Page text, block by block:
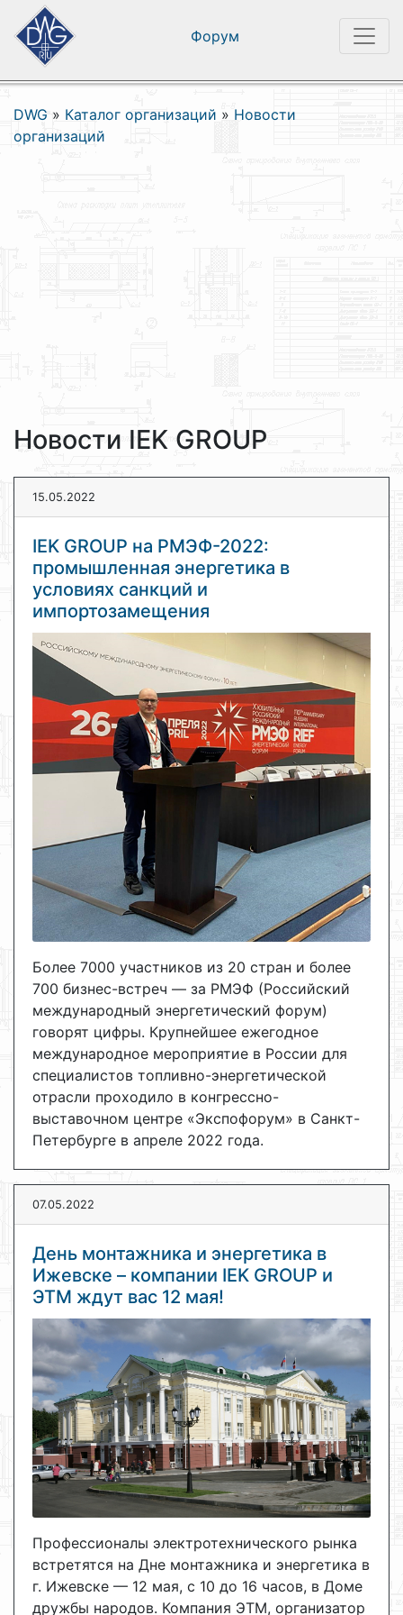
Форум
DWG » Каталог организаций » Новости
организаций
Новости IEK GROUP
15.05.2022
IEK GROUP на РМЭФ-2022:
промышленная энергетика в
условиях санкций и
импортозамещения
Более 7000 участников из 20 стран и более
700 бизнес-встреч — за РМЭФ (Российский
международный энергетический форум)
говорят цифры. Крупнейшее ежегодное
международное мероприятие в России для
специалистов топливно-энергетической
отрасли проходило в конгрессно-
выставочном центре «Экспофорум» в Санкт-
Петербурге в апреле 2022 года.
07.05.2022
День монтажника и энергетика в
Ижевске – компании IEK GROUP и
ЭТМ ждут вас 12 мая!
Профессионалы электротехнического рынка
встретятся на Дне монтажника и энергетика в
г. Ижевске — 12 мая, с 10 до 16 часов, в Доме
дружбы народов. Компания ЭТМ, организатор